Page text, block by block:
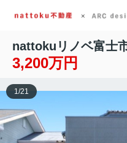
nattokuリノベ富士
3,200万円
1/21